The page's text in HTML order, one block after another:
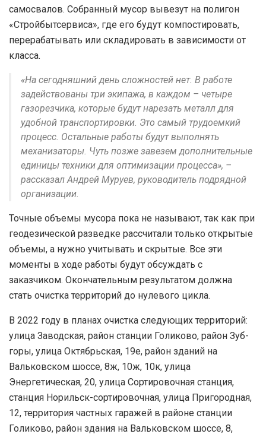
самосвалов. Собранный мусор вывезут на полигон
«Стройбытсервиса», где его будут компостировать,
перерабатывать или складировать в зависимости от
класса.
«На сегодняшний день сложностей нет. В работе
задействованы три экипажа, в каждом – четыре
газорезчика, которые будут нарезать металл для
удобной транспортировки. Это самый трудоемкий
процесс. Остальные работы будут выполнять
механизаторы. Чуть позже завезем дополнительные
единицы техники для оптимизации процесса», –
рассказал Андрей Муруев, руководитель подрядной
организации.
Точные объемы мусора пока не называют, так как при
геодезической разведке рассчитали только открытые
объемы, а нужно учитывать и скрытые. Все эти
моменты в ходе работы будут обсуждать с
заказчиком. Окончательным результатом должна
стать очистка территорий до нулевого цикла.
В 2022 году в планах очистка следующих территорий:
улица Заводская, район станции Голиково, район Зуб-
горы, улица Октябрьская, 19е, район зданий на
Вальковском шоссе, 8ж, 10ж, 10к, улица
Энергетическая, 20, улица Сортировочная станция,
станция Норильск-сортировочная, улица Пригородная,
12, территория частных гаражей в районе станции
Голиково, район здания на Вальковском шоссе, 8,